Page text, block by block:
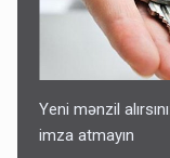
Ərdoğana sui-
5 Avqust 16:56
Yeni mənzil
imza atmayın